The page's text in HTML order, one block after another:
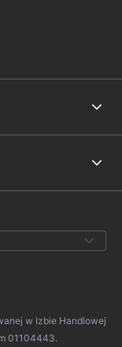
w Izbie Handlowej
01104443.